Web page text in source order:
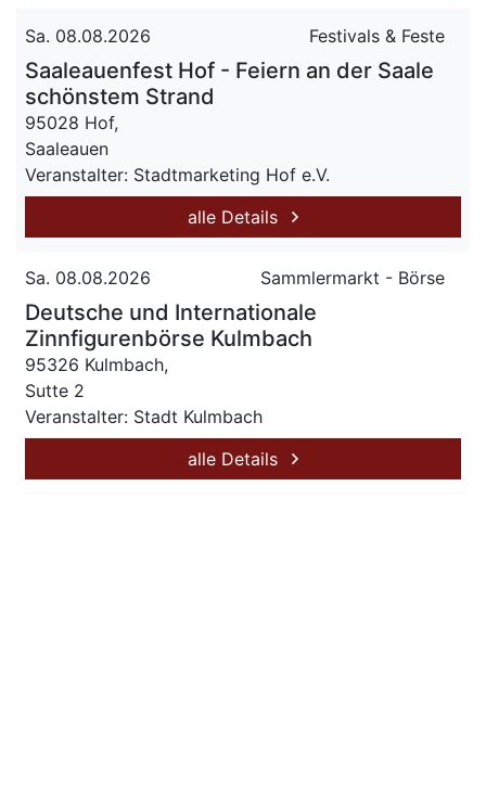
Sa. 08.08.2026 Festivals & Feste
Saaleauenfest Hof - Feiern an der Saale
schönstem Strand
95028 Hof,
Saaleauen
Veranstalter: Stadtmarketing Hof e.V.
alle Details
Sa. 08.08.2026 Sammlermarkt - Börse
Deutsche und Internationale
Zinnfigurenbörse Kulmbach
95326 Kulmbach,
Sutte 2
Veranstalter: Stadt Kulmbach
alle Details